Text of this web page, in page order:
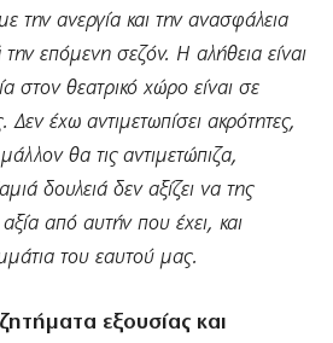
την ανεργία και την ανασφάλεια
επόμενη σεζόν. Η αλήθεια είναι
στον θεατρικό χώρο είναι σε
Δεν έχω αντιμετωπίσει ακρότητες,
θα τις αντιμετώπιζα,
δουλειά δεν αξίζει να της
από αυτήν που έχει, και
του εαυτού μας.
εξουσίας και